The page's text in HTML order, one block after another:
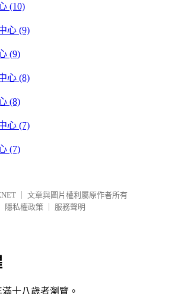
(10)
(9)
(8)
(7)
文章與圖片權利屬原作者所有
隱私權政策
服務聲明
十八歲者瀏覽。